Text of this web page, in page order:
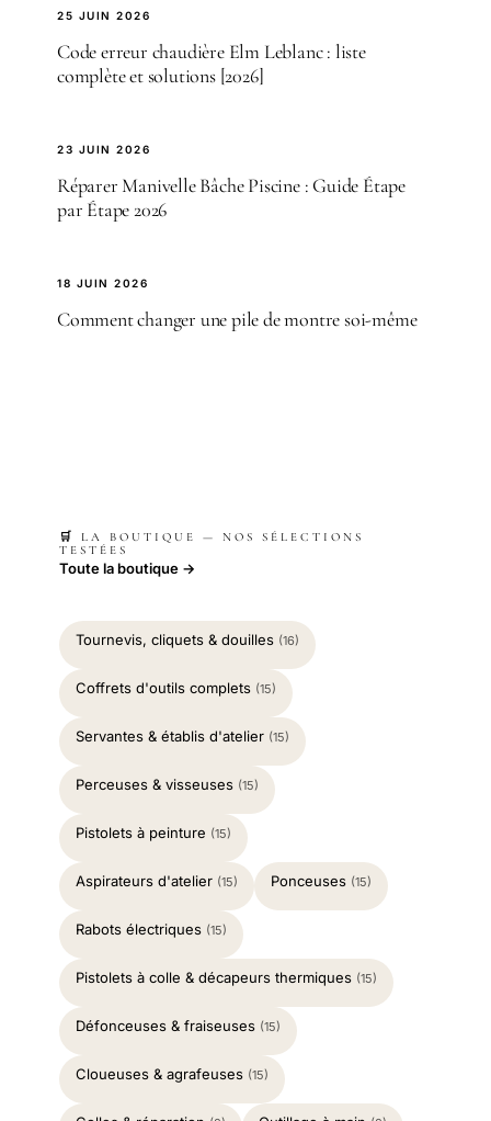
25 JUIN 2026
Code erreur chaudière Elm Leblanc : liste
complète et solutions [2026]
23 JUIN 2026
Réparer Manivelle Bâche Piscine : Guide Étape
par Étape 2026
18 JUIN 2026
Comment changer une pile de montre soi-même
🛒 LA BOUTIQUE — NOS SÉLECTIONS
TESTÉES
Toute la boutique →
Tournevis, cliquets & douilles (16)
Coffrets d'outils complets (15)
Servantes & établis d'atelier (15)
Perceuses & visseuses (15)
Pistolets à peinture (15)
Aspirateurs d'atelier (15) Ponceuses (15)
Rabots électriques (15)
Pistolets à colle & décapeurs thermiques (15)
Défonceuses & fraiseuses (15)
Cloueuses & agrafeuses (15)